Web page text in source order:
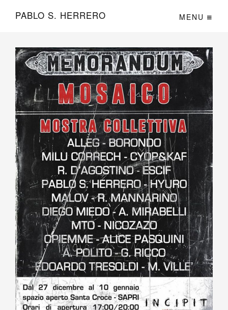
PABLO S. HERRERO MENU